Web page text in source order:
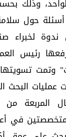
وذلك
حول
‏خلال ندوة
رئيس
وتمت
عمليات البحث
المربعة
‏متخصصتين في